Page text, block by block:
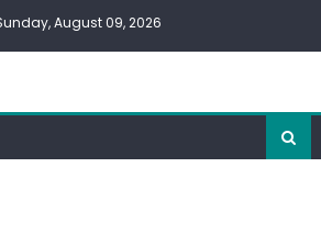
August 09, 2026